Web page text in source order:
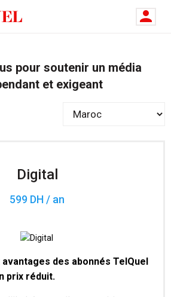
pour soutenir un média
et exigeant
Digital
599 DH / an
des abonnés TelQuel
prix réduit.